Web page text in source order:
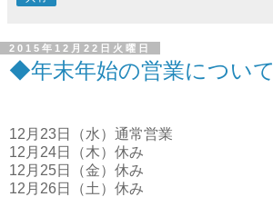
2015年12月22日火曜日
◆年末年始の営業について
12月23日（水）通常営業
12月24日（木）休み
12月25日（金）休み
12月26日（土）休み